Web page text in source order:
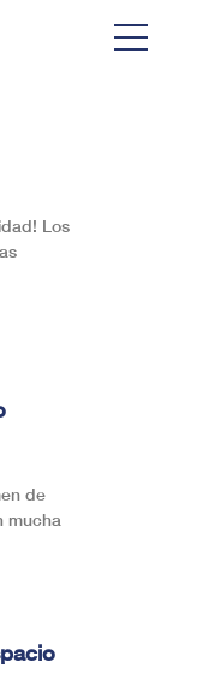
Los
de
mucha